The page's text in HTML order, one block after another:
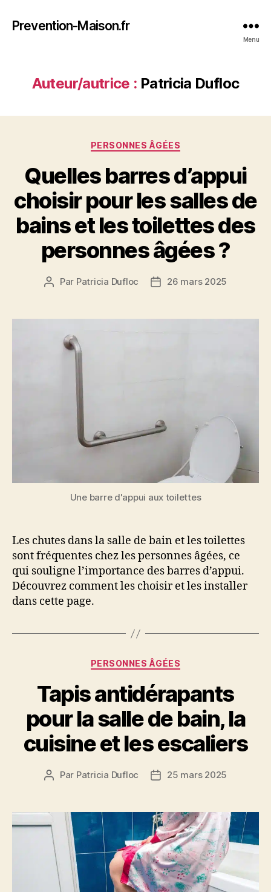
Prevention-Maison.fr
Menu
Auteur/autrice : Patricia Dufloc
Catégories
PERSONNES ÂGÉES
Quelles barres d’appui
choisir pour les salles de
bains et les toilettes des
personnes âgées ?
Auteur
Par Patricia Dufloc
Date26 mars 2025
Une barre d'appui aux toilettes
Les chutes dans la salle de bain et les toilettes
sont fréquentes chez les personnes âgées, ce
qui souligne l’importance des barres d’appui.
Découvrez comment les choisir et les installer
dans cette page.
Catégories
PERSONNES ÂGÉES
Tapis antidérapants
pour la salle de bain, la
cuisine et les escaliers
Auteur
Par Patricia Dufloc
Date25 mars 2025